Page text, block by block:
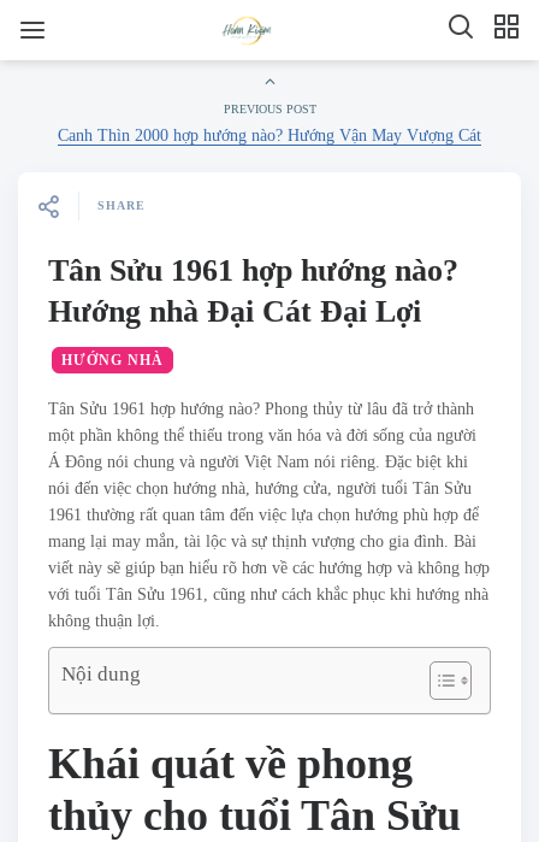
PREVIOUS POST
Canh Thìn 2000 hợp hướng nào? Hướng Vận May Vượng Cát
SHARE
Tân Sửu 1961 hợp hướng nào?
Hướng nhà Đại Cát Đại Lợi
HƯỚNG NHÀ
Tân Sửu 1961 hợp hướng nào? Phong thủy từ lâu đã trở thành
một phần không thể thiếu trong văn hóa và đời sống của người
Á Đông nói chung và người Việt Nam nói riêng. Đặc biệt khi
nói đến việc chọn hướng nhà, hướng cửa, người tuổi Tân Sửu
1961 thường rất quan tâm đến việc lựa chọn hướng phù hợp để
mang lại may mắn, tài lộc và sự thịnh vượng cho gia đình. Bài
viết này sẽ giúp bạn hiểu rõ hơn về các hướng hợp và không hợp
với tuổi Tân Sửu 1961, cũng như cách khắc phục khi hướng nhà
không thuận lợi.
Nội dung
Khái quát về phong
thủy cho tuổi Tân Sửu